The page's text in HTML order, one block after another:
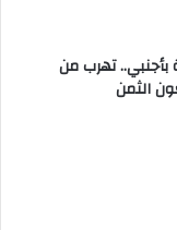
بأجنبي.. تهرب من
الثمن